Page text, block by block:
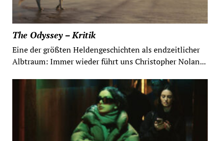
The Odyssey – Kritik
Eine der größten Heldengeschichten als endzeitlicher
Albtraum: Immer wieder führt uns Christopher Nolan...